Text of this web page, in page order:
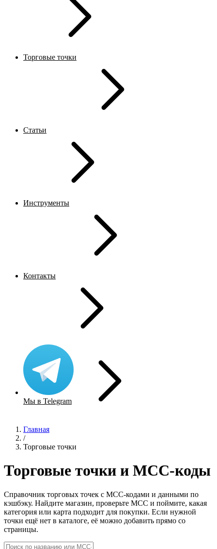
Торговые точки
Статьи
Инструменты
Контакты
Мы в Telegram
Главная
/
Торговые точки
Торговые точки и MCC-коды
Справочник торговых точек с MCC-кодами и данными по
кэшбэку. Найдите магазин, проверьте MCC и поймите, какая
категория или карта подходит для покупки. Если нужной
точки ещё нет в каталоге, её можно добавить прямо со
страницы.